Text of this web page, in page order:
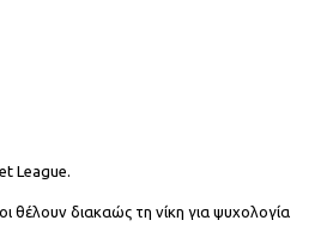
League.
διακαώς τη νίκη για ψυχολογία